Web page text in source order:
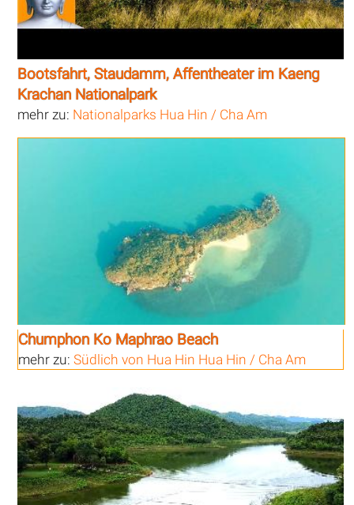
Bootsfahrt, Staudamm, Affentheater im Kaeng
Krachan Nationalpark
mehr zu: Nationalparks Hua Hin / Cha Am
Chumphon Ko Maphrao Beach
mehr zu:Südlich von Hua Hin Hua Hin / Cha Am